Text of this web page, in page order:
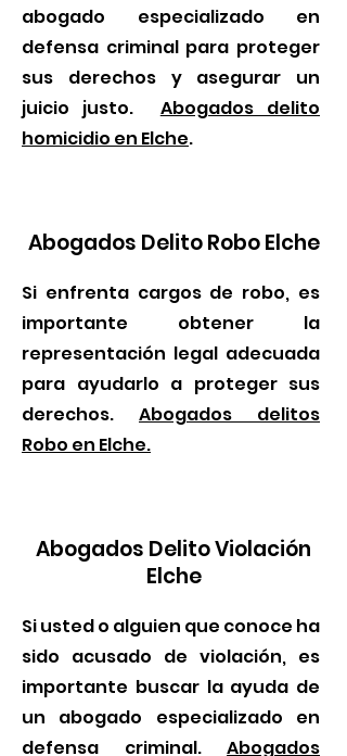
abogado especializado en
defensa criminal para proteger
sus derechos y asegurar un
juicio justo. Abogados delito
homicidio en Elche.
Abogados Delito Robo Elche
Si enfrenta cargos de robo, es
importante obtener la
representación legal adecuada
para ayudarlo a proteger sus
derechos. Abogados delitos
Robo en Elche.
Abogados Delito Violación
Elche
Si usted o alguien que conoce ha
sido acusado de violación, es
importante buscar la ayuda de
un abogado especializado en
defensa criminal. Abogados